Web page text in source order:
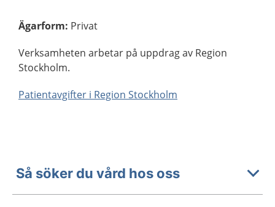
Ägarform: Privat
Verksamheten arbetar på uppdrag av Region
Stockholm.
Patientavgifter i Region Stockholm
Så söker du vård hos oss